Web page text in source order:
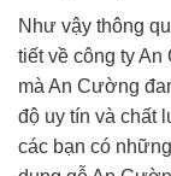
Như vậy thông
tiết về công ty An
mà An Cường
độ uy tín và chất
các bạn có